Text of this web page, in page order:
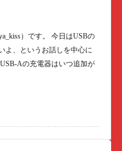
）です。 今日はUSBの
よ、というお話しを中心に
Aの充電器はいつ追加が